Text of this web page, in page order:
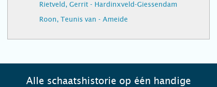
Rietveld, Gerrit - Hardinxveld-Giessendam
Roon, Teunis van - Ameide
Alle schaatshistorie op één handige